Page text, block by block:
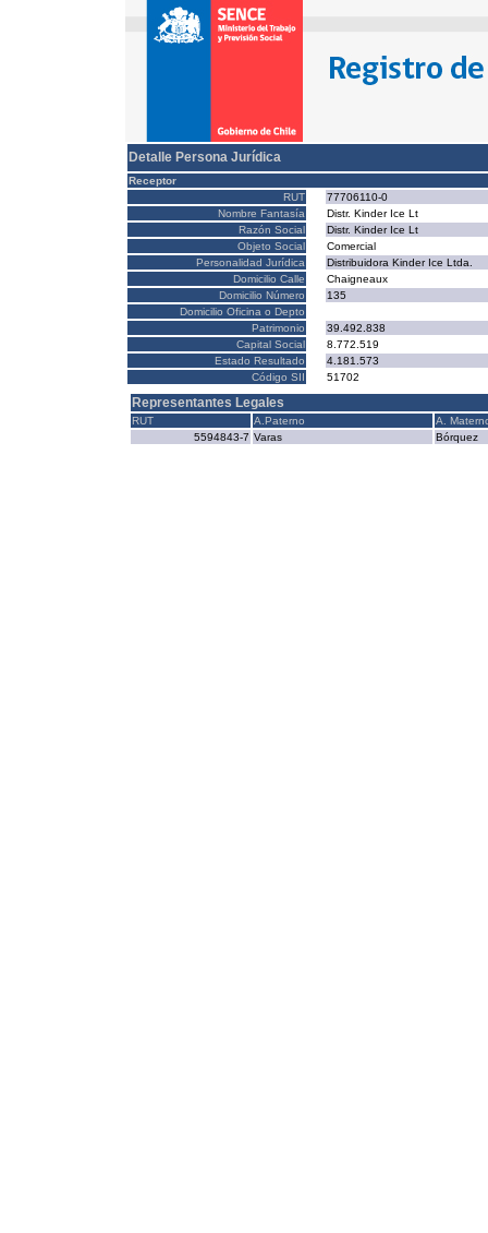
Detalle Persona Jurídica
Receptor
RUT
77706110-0
Nombre Fantasía
Distr. Kinder Ice Lt
Razón Social
Distr. Kinder Ice Lt
Objeto Social
Comercial
Personalidad Jurídica
Distribuidora Kinder Ice Ltda.
Domicilio Calle
Chaigneaux
Domicilio Número
135
Domicilio Oficina o Depto
Patrimonio
39.492.838
Capital Social
8.772.519
Estado Resultado
4.181.573
Código SII
51702
Representantes Legales
RUT A.Paterno
A.
5594843-7 Varas Bórquez